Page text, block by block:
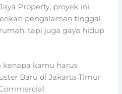
Property, proyek ini
pengalaman tinggal
tapi juga gaya hidup
kenapa kamu harus
Baru di Jakarta Timur